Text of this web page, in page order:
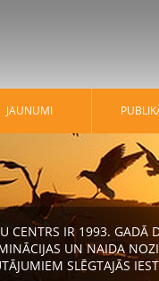
JAUNUMI
CENTRS IR 1993.
UN NAIDA
SLĒGTAJĀS